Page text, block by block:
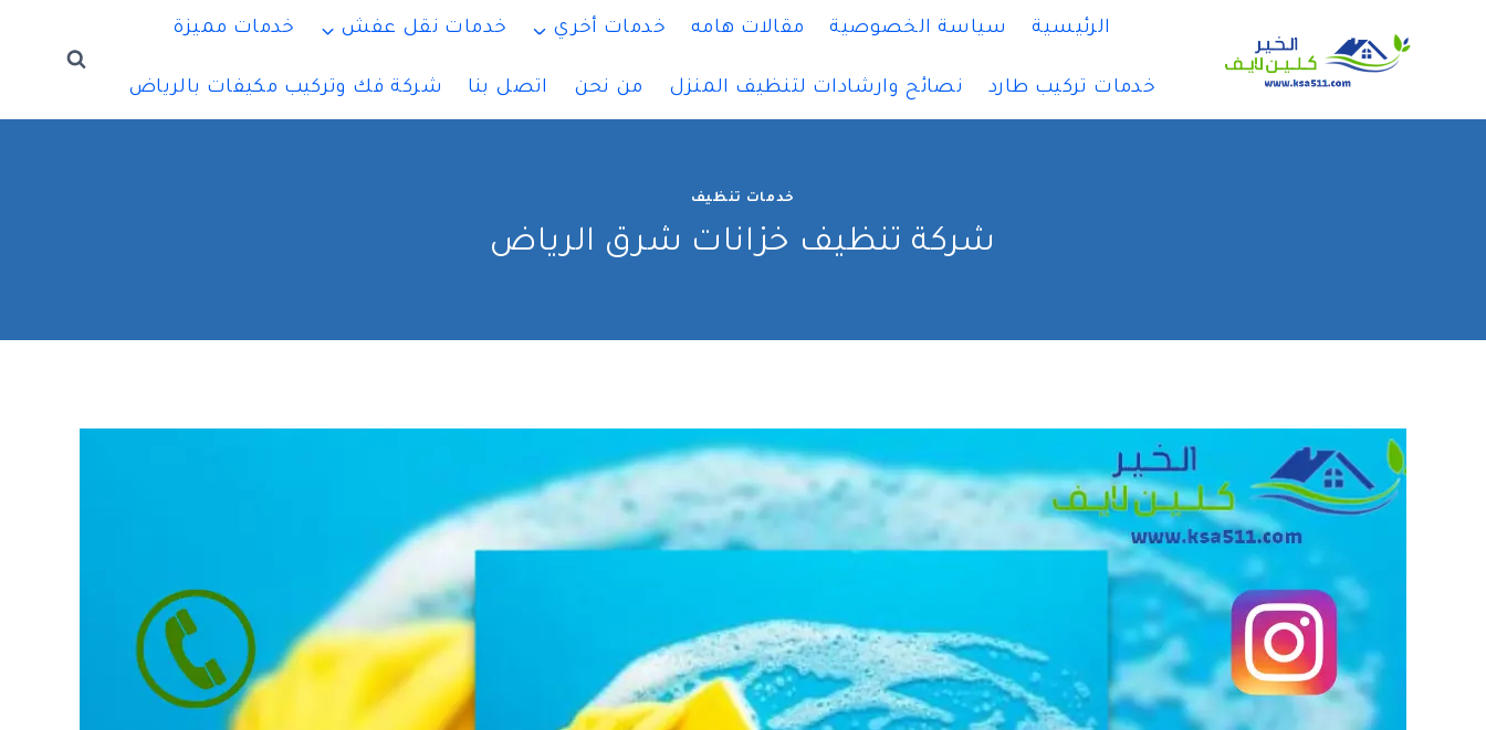
الرئيسية سياسة الخصوصية مقالات هامه خدمات أخري خدمات نقل عفش خدمات مميزة
خدمات تركيب طارد نصائح وارشادات لتنظيف المنزل من نحن اتصل بنا شركة فك وتركيب مكيفات بالرياض
خدمات تنظيف
شركة تنظيف خزانات شرق الرياض